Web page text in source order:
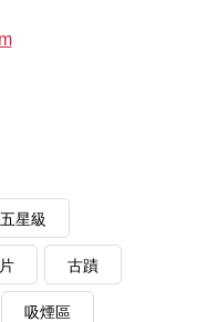
五星級
古蹟
吸煙區